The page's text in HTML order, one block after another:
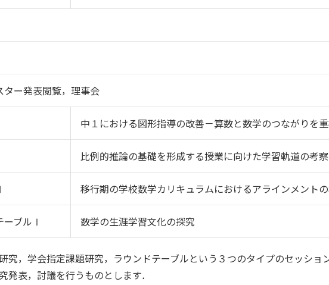
ター発表閲覧，理事会
中１における図形指導の改善－算数と数学のつながりを
比例的推論の基礎を形成する授業に向けた学習軌道の考
移行期の学校数学カリキュラムにおけるアラインメント
ーブルⅠ 数学の生涯学習文化の探究
究，学会指定課題研究，ラウンドテーブルという３つのタイプのセッショ
表，討議を行うものとします．